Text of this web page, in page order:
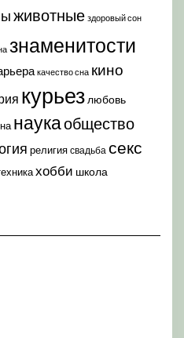
животные здоровый сон
знаменитости
качество сна кино
курьез любовь
наукаобщество
религия свадьба секс
хобби школа